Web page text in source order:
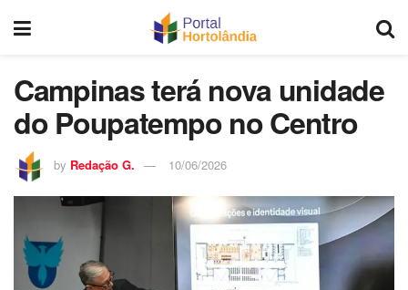
Campinas terá nova unidade
do Poupatempo no Centro
by Redação G. 10/06/2026